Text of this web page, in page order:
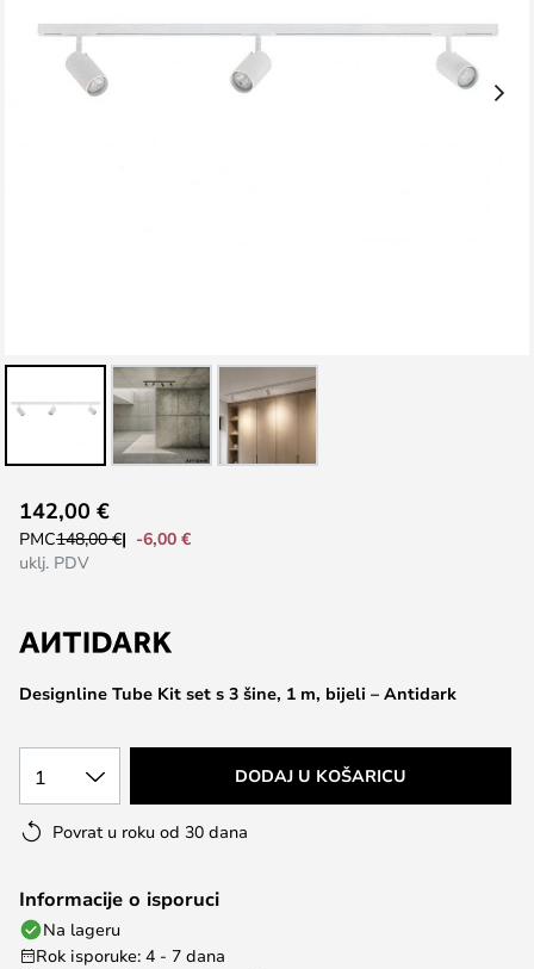
images
to
the
beginning
the
gallery
Designline Tube Kit set s 3 šine, 1 m, bijeli – Antidark
142,00 €
PMC148,00 €
-6,00 €
uklj. PDV
1 DODAJ U KOŠARICU
Povrat u roku od 30 dana
Informacije o isporuci
Na lageru
Rok isporuke: 4 - 7 dana